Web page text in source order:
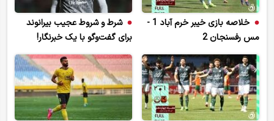
خلاصه بازی خیبر خرم آباد 1 -
مس رفسنجان 2
شرط و شروط عجیب بیرانوند
برای گفت‌وگو با یک خبرنگار!